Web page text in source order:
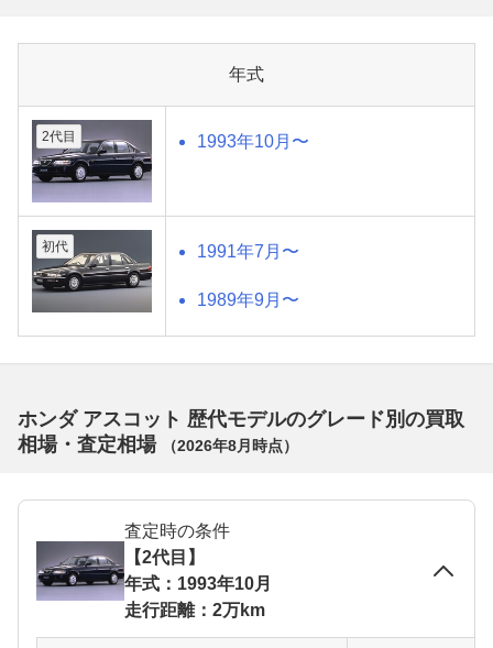
年式
2代目 1993年10月〜
初代 1991年7月〜
1989年9月〜
ホンダ アスコット 歴代モデルのグレード別の買取
相場・査定相場
（2026年8月 時点）
査定時の条件
【2代目】
年式：1993年10月
走行距離：2万km